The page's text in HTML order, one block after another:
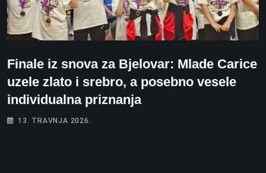
Finale iz snova za Bjelovar: Mlade Carice
uzele zlato i srebro, a posebno vesele
individualna priznanja
13. TRAVNJA 2026.